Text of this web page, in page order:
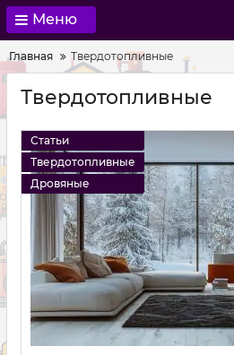
Меню
Главная Твердотопливные
Твердотопливные
Статьи
Твердотопливные
Дровяные